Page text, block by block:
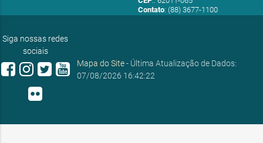
Contato: (88) 3677-1100
Siga nossas redes
sociais
Mapa do Site- Última Atualização de Dados:
07/08/2026 16:42:22